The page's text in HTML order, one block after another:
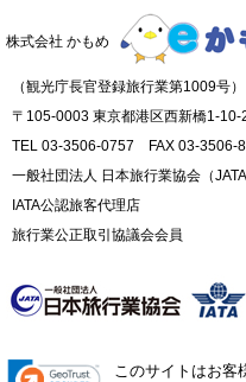
株式会社 かもめ
（観光庁長官登録旅行業第1009号）
〒105-0003 東京都港区西新橋1-
TEL 03-3506-0757 FAX 03-3506-
一般社団法人 日本旅行業協会（
IATA公認旅客代理店
旅行業公正取引協議会会員
このサイトはお客